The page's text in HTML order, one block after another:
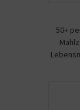
50+